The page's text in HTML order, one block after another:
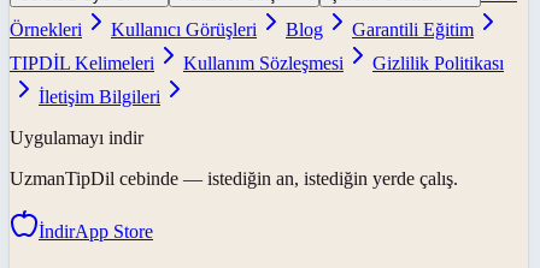
Örnekleri
Kullanıcı Görüşleri Blog
Garantili Eğitim
TIPDİL Kelimeleri
Kullanım Sözleşmesi
Gizlilik Politikası
İletişim Bilgileri
Uygulamayı indir
UzmanTipDil cebinde — istediğin an, istediğin yerde çalış.
İndirApp Store